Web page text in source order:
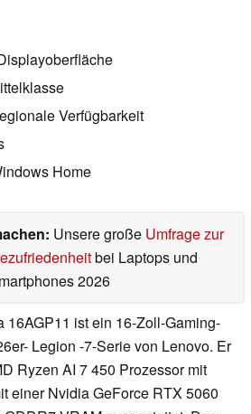
Verfügbarkeit
Home
Unsere große Umfrage zur
bei Laptops und
2026
16AGP11 ist ein 16-Zoll-Gaming-
Legion -7-Serie von Lenovo. Er
Ryzen AI 7 450 Prozessor mit
einer Nvidia GeForce RTX 5060